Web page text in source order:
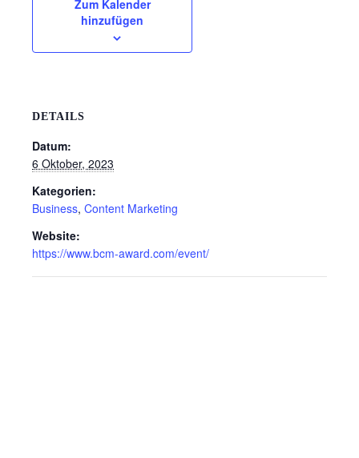
Zum Kalender
hinzufügen
DETAILS
Datum:
6 Oktober, 2023
Kategorien:
Business, Content Marketing
Website:
https://www.bcm-award.com/event/